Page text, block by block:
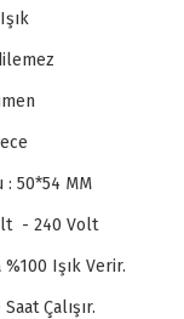
: 50*54 MM
- 240 Volt
%100 Işık Verir.
Çalışır.